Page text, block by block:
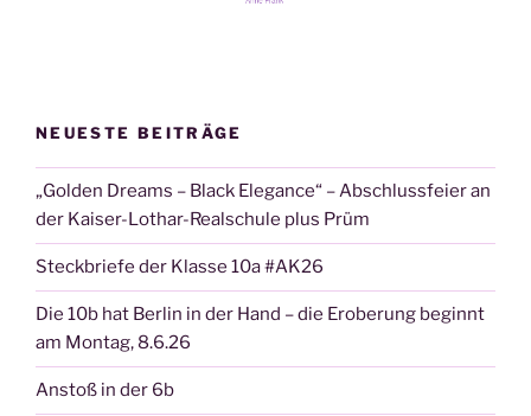
NEUESTE BEITRÄGE
„Golden Dreams – Black Elegance“ – Abschlussfeier an
der Kaiser-Lothar-Realschule plus Prüm
Steckbriefe der Klasse 10a #AK26
Die 10b hat Berlin in der Hand – die Eroberung beginnt
am Montag, 8.6.26
Anstoß in der 6b